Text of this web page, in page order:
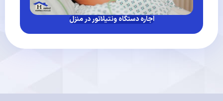
اجاره دستگاه ونتیلاتور در منزل